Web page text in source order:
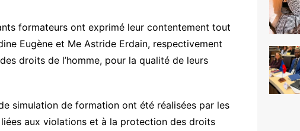
formateurs ont exprimé leur contentement tout
Eugène et Me Astride Erdain, respectivement
droits de l’homme, pour la qualité de leurs
simulation de formation ont été réalisées par les
aux violations et à la protection des droits